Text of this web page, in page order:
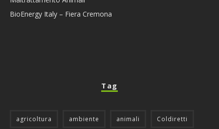
BioEnergy Italy – Fiera Cremona
Tag
agricoltura ambiente animali Coldiretti